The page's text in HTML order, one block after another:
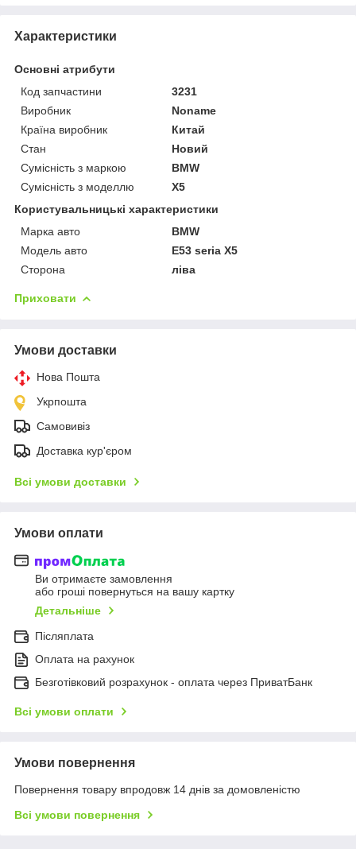
Характеристики
Основні атрибути
Код запчастини
3231
Виробник
Noname
Країна виробник
Китай
Стан
Новий
Сумісність з маркою
BMW
Сумісність з моделлю
X5
Користувальницькі характеристики
Марка авто
BMW
Модель авто
E53 seria X5
Сторона
ліва
Приховати
Умови доставки
Нова Пошта
Укрпошта
Самовивіз
Доставка кур'єром
Всі умови доставки
Умови оплати
Ви отримаєте замовлення
або гроші повернуться на вашу картку
Детальніше
Післяплата
Оплата на рахунок
Безготівковий розрахунок - оплата через ПриватБанк
Всі умови оплати
Умови повернення
Повернення товару впродовж 14 днів за домовленістю
Всі умови повернення